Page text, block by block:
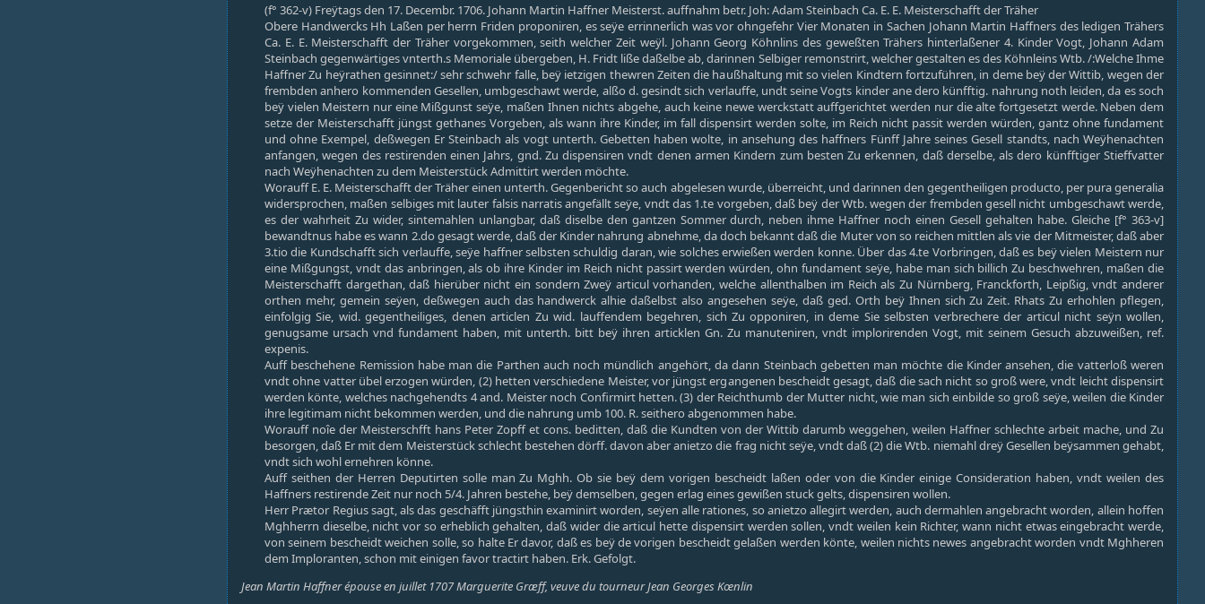
(f° 362-v) Freÿtags den 17. Decembr. 1706. Johann Martin Haffner Meisterst. auffnahm betr. Joh: Adam Steinbach Ca. E. E. Meisterschafft der Träher
Obere Handwercks Hh Laßen per herrn Friden proponiren, es seÿe errinnerlich was vor ohngefehr Vier Monaten in Sachen Johann Martin Haffners des ledigen Trähers
Ca. E. E. Meisterschafft der Träher vorgekommen, seith welcher Zeit weÿl. Johann Georg Köhnlins des geweßten Trähers hinterlaßener 4. Kinder Vogt, Johann Adam
Steinbach gegenwärtiges vnterth.s Memoriale übergeben, H. Fridt liße daßelbe ab, darinnen Selbiger remonstrirt, welcher gestalten es des Köhnleins Wtb. /:Welche Ihme
Haffner Zu heÿrathen gesinnet:/ sehr schwehr falle, beÿ ietzigen thewren Zeiten die haußhaltung mit so vielen Kindtern fortzuführen, in deme beÿ der Wittib, wegen der
frembden anhero kommenden Gesellen, umbgeschawt werde, alßo d. gesindt sich verlauffe, undt seine Vogts kinder ane dero künfftig. nahrung noth leiden, da es soch
beÿ vielen Meistern nur eine Mißgunst seÿe, maßen Ihnen nichts abgehe, auch keine newe werckstatt auffgerichtet werden nur die alte fortgesetzt werde. Neben dem
setze der Meisterschafft jüngst gethanes Vorgeben, als wann ihre Kinder, im fall dispensirt werden solte, im Reich nicht passit werden würden, gantz ohne fundament
und ohne Exempel, deßwegen Er Steinbach als vogt unterth. Gebetten haben wolte, in ansehung des haffners Fünff Jahre seines Gesell standts, nach Weÿhenachten
anfangen, wegen des restirenden einen Jahrs, gnd. Zu dispensiren vndt denen armen Kindern zum besten Zu erkennen, daß derselbe, als dero künfftiger Stieffvatter
nach Weÿhenachten zu dem Meisterstück Admittirt werden möchte.
Worauff E. E. Meisterschafft der Träher einen unterth. Gegenbericht so auch abgelesen wurde, überreicht, und darinnen den gegentheiligen producto, per pura generalia
widersprochen, maßen selbiges mit lauter falsis narratis angefällt seÿe, vndt das 1.te vorgeben, daß beÿ der Wtb. wegen der frembden gesell nicht umbgeschawt werde,
es der wahrheit Zu wider, sintemahlen unlangbar, daß diselbe den gantzen Sommer durch, neben ihme Haffner noch einen Gesell gehalten habe. Gleiche [f° 363-v]
bewandtnus habe es wann 2.do gesagt werde, daß der Kinder nahrung abnehme, da doch bekannt daß die Muter von so reichen mittlen als vie der Mitmeister, daß aber
3.tio die Kundschafft sich verlauffe, seÿe haffner selbsten schuldig daran, wie solches erwießen werden konne. Über das 4.te Vorbringen, daß es beÿ vielen Meistern nur
eine Mißgungst, vndt das anbringen, als ob ihre Kinder im Reich nicht passirt werden würden, ohn fundament seÿe, habe man sich billich Zu beschwehren, maßen die
Meisterschafft dargethan, daß hierüber nicht ein sondern Zweÿ articul vorhanden, welche allenthalben im Reich als Zu Nürnberg, Franckforth, Leipßig, vndt anderer
orthen mehr, gemein seÿen, deßwegen auch das handwerck alhie daßelbst also angesehen seÿe, daß ged. Orth beÿ Ihnen sich Zu Zeit. Rhats Zu erhohlen pflegen,
einfolgig Sie, wid. gegentheiliges, denen articlen Zu wid. lauffendem begehren, sich Zu opponiren, in deme Sie selbsten verbrechere der articul nicht seÿn wollen,
genugsame ursach vnd fundament haben, mit unterth. bitt beÿ ihren articklen Gn. Zu manuteniren, vndt implorirenden Vogt, mit seinem Gesuch abzuweißen, ref.
expenis.
Auff beschehene Remission habe man die Parthen auch noch mündlich angehört, da dann Steinbach gebetten man möchte die Kinder ansehen, die vatterloß weren
vndt ohne vatter übel erzogen würden, (2) hetten verschiedene Meister, vor jüngst ergangenen bescheidt gesagt, daß die sach nicht so groß were, vndt leicht dispensirt
werden könte, welches nachgehendts 4 and. Meister noch Confirmirt hetten. (3) der Reichthumb der Mutter nicht, wie man sich einbilde so groß seÿe, weilen die Kinder
ihre legitimam nicht bekommen werden, und die nahrung umb 100. R. seithero abgenommen habe.
Worauff noîe der Meisterschfft hans Peter Zopff et cons. beditten, daß die Kundten von der Wittib darumb weggehen, weilen Haffner schlechte arbeit mache, und Zu
besorgen, daß Er mit dem Meisterstück schlecht bestehen dörff. davon aber anietzo die frag nicht seÿe, vndt daß (2) die Wtb. niemahl dreÿ Gesellen beÿsammen gehabt,
vndt sich wohl ernehren könne.
Auff seithen der Herren Deputirten solle man Zu Mghh. Ob sie beÿ dem vorigen bescheidt laßen oder von die Kinder einige Consideration haben, vndt weilen des
Haffners restirende Zeit nur noch 5/4. Jahren bestehe, beÿ demselben, gegen erlag eines gewißen stuck gelts, dispensiren wollen.
Herr Prætor Regius sagt, als das geschäfft jüngsthin examinirt worden, seÿen alle rationes, so anietzo allegirt werden, auch dermahlen angebracht worden, allein hoffen
Mghherrn dieselbe, nicht vor so erheblich gehalten, daß wider die articul hette dispensirt werden sollen, vndt weilen kein Richter, wann nicht etwas eingebracht werde,
von seinem bescheidt weichen solle, so halte Er davor, daß es beÿ de vorigen bescheidt gelaßen werden könte, weilen nichts newes angebracht worden vndt Mghheren
dem Imploranten, schon mit einigen favor tractirt haben. Erk. Gefolgt.
Jean Martin Haffner épouse en juillet 1707 Marguerite Græff, veuve du tourneur Jean Georges Kœnlin